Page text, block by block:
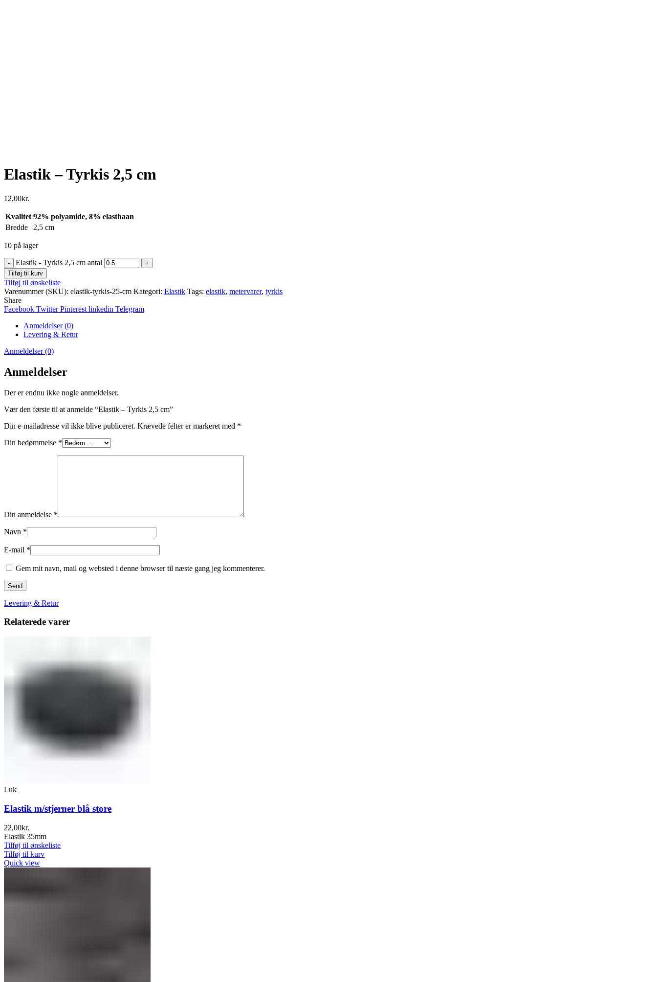
Elastik – Tyrkis 2,5 cm
12,00kr.
Kvalitet 92% polyamide, 8% elasthaan
Bredde
2,5 cm
10 på lager
Elastik - Tyrkis 2,5 cm antal
Tilføj til kurv
Tilføj til ønskeliste
Varenummer (SKU): elastik-tyrkis-25-cm Kategori: Elastik Tags: elastik, metervarer, tyrkis
Share
Facebook Twitter Pinterest linkedin Telegram
Anmeldelser (0)
Levering & Retur
Anmeldelser (0)
Anmeldelser
Der er endnu ikke nogle anmeldelser.
Vær den første til at anmelde “Elastik – Tyrkis 2,5 cm”
Din e-mailadresse vil ikke blive publiceret. Krævede felter er markeret med *
Din bedømmelse *
Din anmeldelse *
Navn *
E-mail *
Gem mit navn, mail og websted i denne browser til næste gang jeg kommenterer.
Levering & Retur
Relaterede varer
Luk
Elastik m/stjerner blå store
22,00kr.
Elastik 35mm
Tilføj til ønskeliste
Tilføj til kurv
Quick view